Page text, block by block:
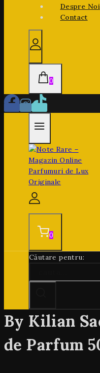
Despre Noi
Contact
0
0
Căutare pentru:
By Kilian
de Parfum